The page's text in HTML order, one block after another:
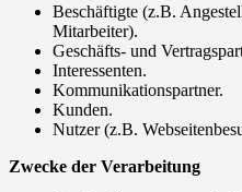
Beschäftigte (z.B.
Mitarbeiter).
Geschäfts- und
Interessenten.
Kommunikationspartner.
Kunden.
Nutzer (z.B.
Zwecke der Verarbeitung